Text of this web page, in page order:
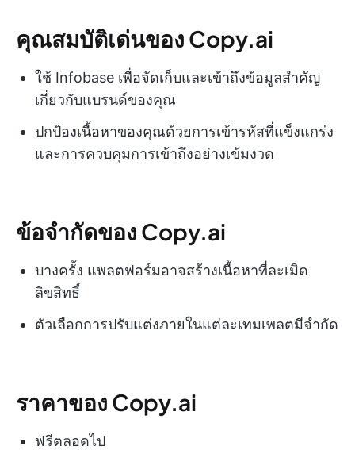
คุณสมบัติเด่นของ Copy.ai
ใช้ Infobase เพื่อจัดเก็บและเข้าถึงข้อมูลสำคัญ
เกี่ยวกับแบรนด์ของคุณ
ปกป้องเนื้อหาของคุณด้วยการเข้ารหัสที่แข็งแกร่ง
และการควบคุมการเข้าถึงอย่างเข้มงวด
ข้อจำกัดของ Copy.ai
บางครั้ง แพลตฟอร์มอาจสร้างเนื้อหาที่ละเมิด
ลิขสิทธิ์
ตัวเลือกการปรับแต่งภายในแต่ละเทมเพลตมีจำกัด
ราคาของ Copy.ai
ฟรีตลอดไป